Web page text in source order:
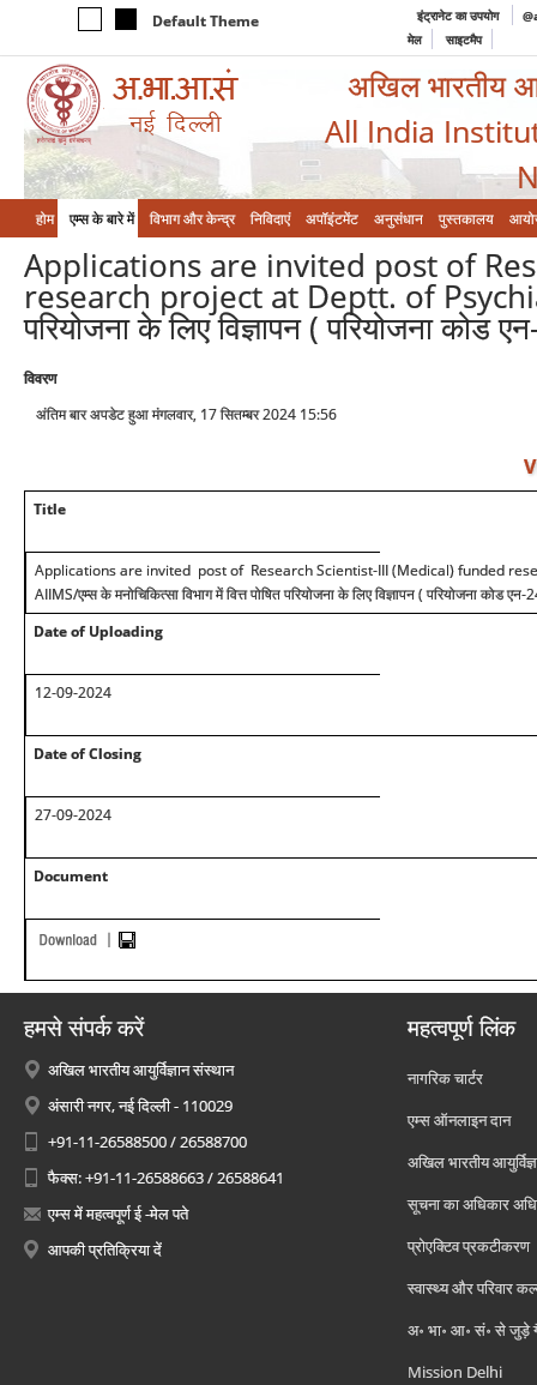
Default Theme इंट्रानेट का उपयोग
मेल
साइटमैप
अखिल भारतीय
All India
होम एम्‍स के बारे में विभाग और केन्‍द्र निविदाएं अपॉइंटमेंट अनुसंधान पुस्तकालय
Applications are invited post of
research project at Deptt. of
परियोजना के लिए विज्ञापन ( परियोजना कोड
विवरण
अंतिम बार अपडेट हुआ मंगलवार, 17 सितम्बर 2024 15:56
Title
Applications are invited post of Research Scientist-III (Medical) funded
AIIMS/एम्स के मनोचिकित्सा विभाग में वित्त पोषित परियोजना के लिए विज्ञापन ( परियोजना कोड
Date of Uploading
12-09-2024
Date of Closing
27-09-2024
Document
हमसे संपर्क करें
अखिल भारतीय आयुर्विज्ञान संस्थान
अंसारी नगर, नई दिल्ली - 110029
+91-11-26588500 / 26588700
फैक्स: +91-11-26588663 / 26588641
एम्स में महत्वपूर्ण ई -मेल पते
आपकी प्रतिक्रिया दें
महत्वपूर्ण लिंक
नागरिक चार्टर
एम्स ऑनलाइन दान
अखिल भारतीय
सूचना का अधिकार
प्रोएक्टिव प्रकटीकरण
स्वास्थ्य और परिवार
अ॰ भा॰ आ॰ सं॰ से जुड़े
Mission Delhi